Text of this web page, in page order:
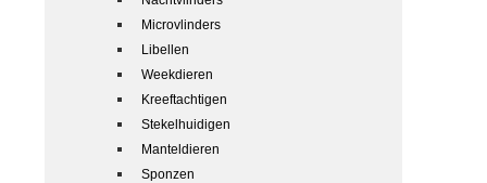
Microvlinders
Libellen
Weekdieren
Kreeftachtigen
Stekelhuidigen
Manteldieren
Sponzen